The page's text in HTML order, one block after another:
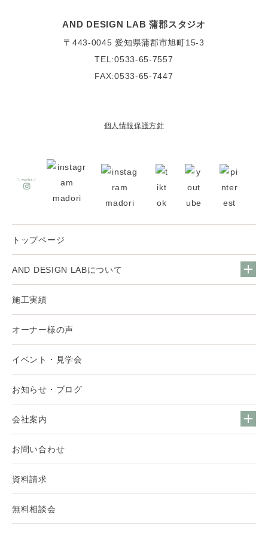
AND DESIGN LAB 蒲郡スタジオ
〒443-0045 愛知県蒲郡市旭町15-3
TEL:0533-65-7557
FAX:0533-65-7447
個人情報保護方針
トップページ
AND DESIGN LABについて
施工実績
オーナー様の声
イベント・見学会
お知らせ・ブログ
会社案内
お問い合わせ
資料請求
無料相談会